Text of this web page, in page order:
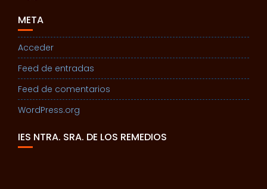
META
Acceder
Feed de entradas
Feed de comentarios
WordPress.org
IES NTRA. SRA. DE LOS REMEDIOS